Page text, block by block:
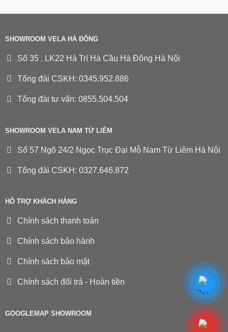
SHOWROOM VELA HÀ ĐÔNG
Số 35 . LK22 Hà Trì Hà Cầu Hà Đông Hà Nội
Tổng đài CSKH: 0345.952.886
Tổng đài tư vấn: 0855.504.504
SHOWROOM VELA NAM TỪ LIÊM
Số 57 Ngõ 24/2 Ngọc Trục Đại Mỗ Nam Từ Liêm Hà Nội
Tổng đài CSKH: 0327.646.872
HỖ TRỢ KHÁCH HÀNG
Chính sách thanh toán
Chính sách bảo hành
Chính sách bảo mật
Chính sách đổi trả - Hoàn tiền
GOOGLEMAP SHOWROOM